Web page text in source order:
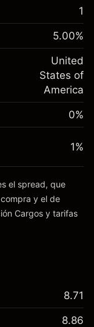
%
(-$4.31)
$19,000.00
$1,000.00
-0.000654
%
(-$0.13)
1
5.00%
United
States of
America
0%
Cargos
1%
el spread, que
y el de
Cargos y tarifas
8.71
8.86